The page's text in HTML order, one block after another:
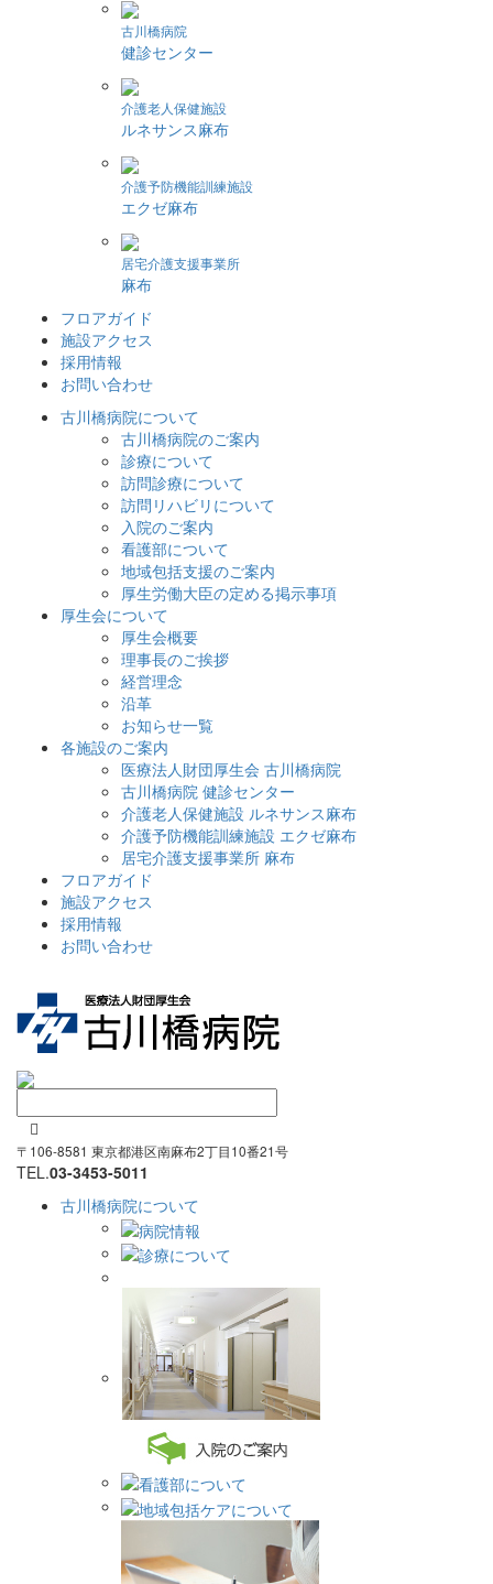
古川橋病院
健診センター
介護老人保健施設
ルネサンス麻布
介護予防機能訓練施設
エクゼ麻布
居宅介護支援事業所
麻布
フロアガイド
施設アクセス
採用情報
お問い合わせ
古川橋病院について
古川橋病院のご案内
診療について
訪問診療について
訪問リハビリについて
入院のご案内
看護部について
地域包括支援のご案内
厚生労働大臣の定める掲示事項
厚生会について
厚生会概要
理事長のご挨拶
経営理念
沿革
お知らせ一覧
各施設のご案内
医療法人財団厚生会 古川橋病院
古川橋病院 健診センター
介護老人保健施設 ルネサンス麻布
介護予防機能訓練施設 エクゼ麻布
居宅介護支援事業所 麻布
フロアガイド
施設アクセス
採用情報
お問い合わせ

〒106-8581 東京都港区南麻布2丁目10番21号
TEL.03-3453-5011
古川橋病院について